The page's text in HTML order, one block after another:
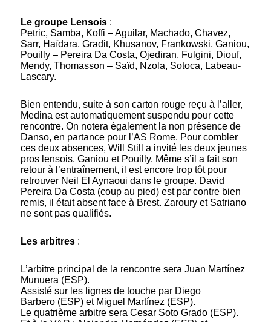
Le groupe Lensois :
Petric, Samba, Koffi – Aguilar, Machado, Chavez,
Sarr, Haïdara, Gradit, Khusanov, Frankowski, Ganiou,
Pouilly – Pereira Da Costa, Ojediran, Fulgini, Diouf,
Mendy, Thomasson – Saïd, Nzola, Sotoca, Labeau-
Lascary.
Bien entendu, suite à son carton rouge reçu à l’aller,
Medina est automatiquement suspendu pour cette
rencontre. On notera également la non présence de
Danso, en partance pour l’AS Rome. Pour combler
ces deux absences, Will Still a invité les deux jeunes
pros lensois, Ganiou et Pouilly. Même s’il a fait son
retour à l’entraînement, il est encore trop tôt pour
retrouver Neil El Aynaoui dans le groupe. David
Pereira Da Costa (coup au pied) est par contre bien
remis, il était absent face à Brest. Zaroury et Satriano
ne sont pas qualifiés.
Les arbitres :
L’arbitre principal de la rencontre sera Juan Martínez
Munuera (ESP).
Assisté sur les lignes de touche par Diego
Barbero (ESP) et Miguel Martínez (ESP).
Le quatrième arbitre sera Cesar Soto Grado (ESP).